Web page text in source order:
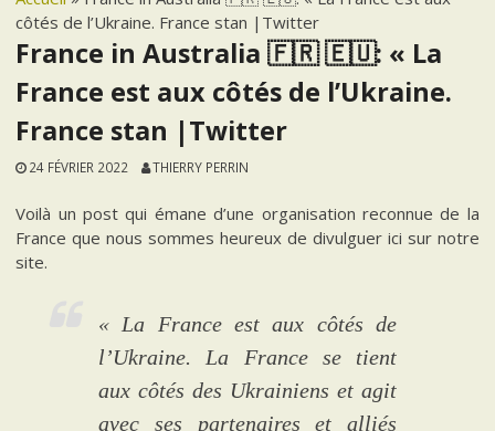
côtés de l’Ukraine. France stan |Twitter
France in Australia 🇫🇷 🇪🇺: « La
France est aux côtés de l’Ukraine.
France stan |Twitter
24 FÉVRIER 2022 THIERRY PERRIN
Voilà un post qui émane d’une organisation reconnue de la
France que nous sommes heureux de divulguer ici sur notre
site.
« La France est aux côtés de
l’Ukraine. La France se tient
aux côtés des Ukrainiens et agit
avec ses partenaires et alliés